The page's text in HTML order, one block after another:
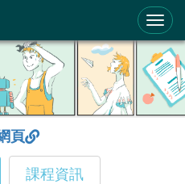
系統
頁
課程資訊